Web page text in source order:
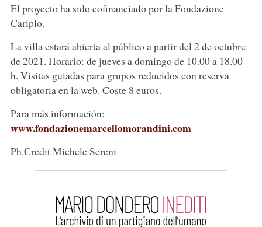
El proyecto ha sido cofinanciado por la Fondazione
Cariplo.
La villa estará abierta al público a partir del 2 de octubre
de 2021. Horario: de jueves a domingo de 10.00 a 18.00
h. Visitas guiadas para grupos reducidos con reserva
obligatoria en la web. Coste 8 euros.
Para más información:
www.fondazionemarcellomorandini.com
Ph.Credit Michele Sereni